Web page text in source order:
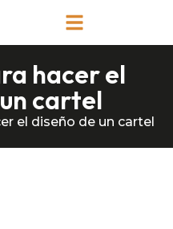
hacer el
cartel
el diseño de un cartel